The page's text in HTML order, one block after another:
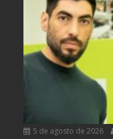
5 de agosto de 2026